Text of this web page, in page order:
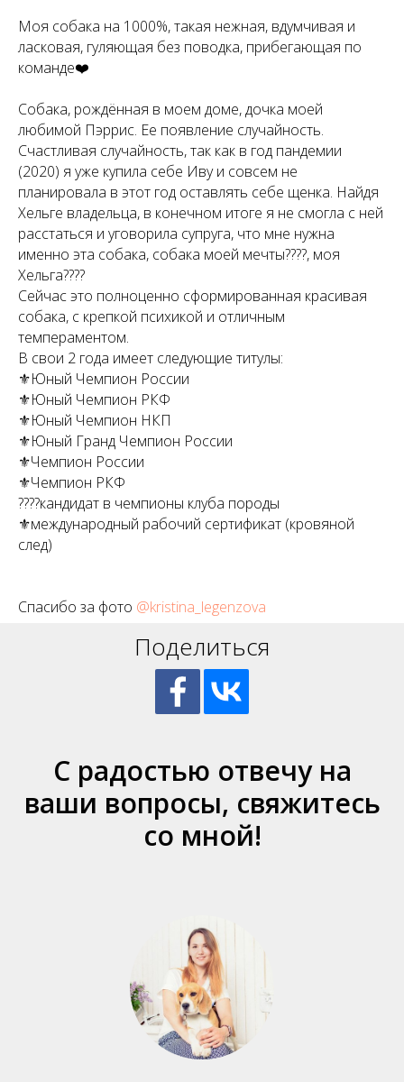
Моя собака на 1000%, такая нежная, вдумчивая и
ласковая, гуляющая без поводка, прибегающая по
команде❤️
Собака, рождённая в моем доме, дочка моей
любимой Пэррис. Ее появление случайность.
Счастливая случайность, так как в год пандемии
(2020) я уже купила себе Иву и совсем не
планировала в этот год оставлять себе щенка. Найдя
Хельге владельца, в конечном итоге я не смогла с ней
расстаться и уговорила супруга, что мне нужна
именно эта собака, собака моей мечты????, моя
Хельга????
Сейчас это полноценно сформированная красивая
собака, с крепкой психикой и отличным
темпераментом.
В свои 2 года имеет следующие титулы:
⚜️Юный Чемпион России
⚜️Юный Чемпион РКФ
⚜️Юный Чемпион НКП
⚜️Юный Гранд Чемпион России
⚜️Чемпион России
⚜️Чемпион РКФ
????кандидат в чемпионы клуба породы
⚜️международный рабочий сертификат (кровяной
след)
Спасибо за фото @kristina_legenzova
Поделиться
С радостью отвечу на
ваши вопросы, свяжитесь
со мной!